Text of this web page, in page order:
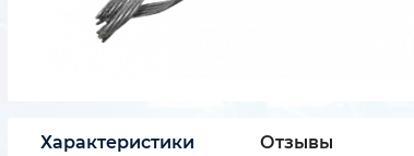
Характеристики Отзывы